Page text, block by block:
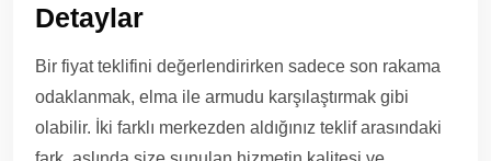
Detaylar
Bir fiyat teklifini değerlendirirken sadece son rakama
odaklanmak, elma ile armudu karşılaştırmak gibi
olabilir. İki farklı merkezden aldığınız teklif arasındaki